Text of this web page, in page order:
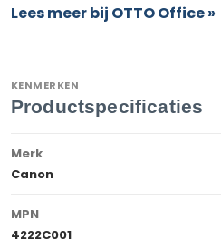
Lees meer bij OTTO Office »
KENMERKEN
Productspecificaties
Merk
Canon
MPN
4222C001